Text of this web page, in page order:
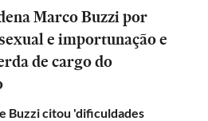
Marco Buzzi por
e importunação e
de cargo do
Buzzi citou 'dificuldades